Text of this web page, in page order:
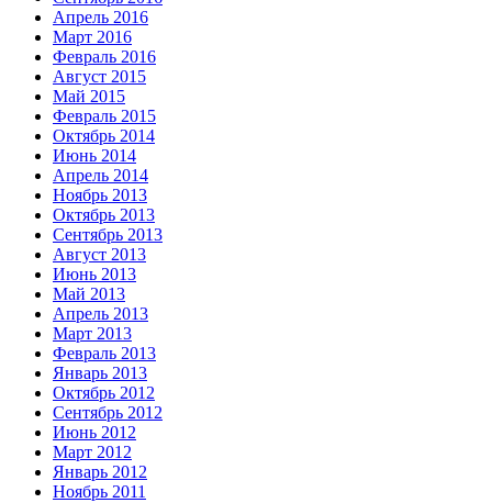
Апрель 2016
Март 2016
Февраль 2016
Август 2015
Май 2015
Февраль 2015
Октябрь 2014
Июнь 2014
Апрель 2014
Ноябрь 2013
Октябрь 2013
Сентябрь 2013
Август 2013
Июнь 2013
Май 2013
Апрель 2013
Март 2013
Февраль 2013
Январь 2013
Октябрь 2012
Сентябрь 2012
Июнь 2012
Март 2012
Январь 2012
Ноябрь 2011